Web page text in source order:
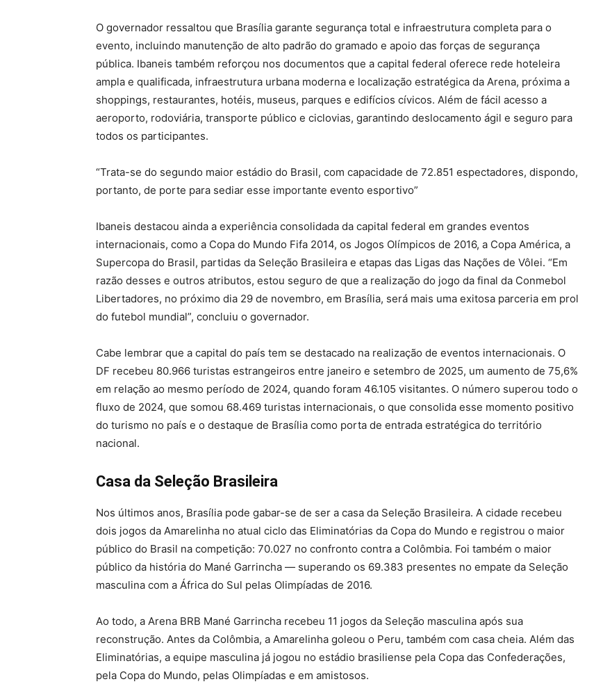
O governador ressaltou que Brasília garante segurança total e infraestrutura completa para o
evento, incluindo manutenção de alto padrão do gramado e apoio das forças de segurança
pública. Ibaneis também reforçou nos documentos que a capital federal oferece rede hoteleira
ampla e qualificada, infraestrutura urbana moderna e localização estratégica da Arena, próxima a
shoppings, restaurantes, hotéis, museus, parques e edifícios cívicos. Além de fácil acesso a
aeroporto, rodoviária, transporte público e ciclovias, garantindo deslocamento ágil e seguro para
todos os participantes.
“Trata-se do segundo maior estádio do Brasil, com capacidade de 72.851 espectadores, dispondo,
portanto, de porte para sediar esse importante evento esportivo”
Ibaneis destacou ainda a experiência consolidada da capital federal em grandes eventos
internacionais, como a Copa do Mundo Fifa 2014, os Jogos Olímpicos de 2016, a Copa América, a
Supercopa do Brasil, partidas da Seleção Brasileira e etapas das Ligas das Nações de Vôlei. “Em
razão desses e outros atributos, estou seguro de que a realização do jogo da final da Conmebol
Libertadores, no próximo dia 29 de novembro, em Brasília, será mais uma exitosa parceria em prol
do futebol mundial”, concluiu o governador.
Cabe lembrar que a capital do país tem se destacado na realização de eventos internacionais. O
DF recebeu 80.966 turistas estrangeiros entre janeiro e setembro de 2025, um aumento de 75,6%
em relação ao mesmo período de 2024, quando foram 46.105 visitantes. O número superou todo o
fluxo de 2024, que somou 68.469 turistas internacionais, o que consolida esse momento positivo
do turismo no país e o destaque de Brasília como porta de entrada estratégica do território
nacional.
Casa da Seleção Brasileira
Nos últimos anos, Brasília pode gabar-se de ser a casa da Seleção Brasileira. A cidade recebeu
dois jogos da Amarelinha no atual ciclo das Eliminatórias da Copa do Mundo e registrou o maior
público do Brasil na competição: 70.027 no confronto contra a Colômbia. Foi também o maior
público da história do Mané Garrincha — superando os 69.383 presentes no empate da Seleção
masculina com a África do Sul pelas Olimpíadas de 2016.
Ao todo, a Arena BRB Mané Garrincha recebeu 11 jogos da Seleção masculina após sua
reconstrução. Antes da Colômbia, a Amarelinha goleou o Peru, também com casa cheia. Além das
Eliminatórias, a equipe masculina já jogou no estádio brasiliense pela Copa das Confederações,
pela Copa do Mundo, pelas Olimpíadas e em amistosos.